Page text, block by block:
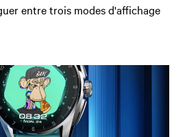
entre trois modes d'affichage